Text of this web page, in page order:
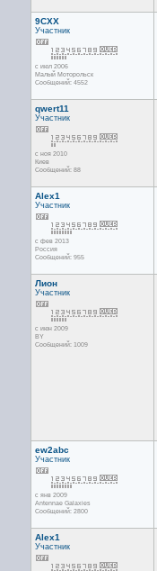
9CXX
Участник
с июл 2006
Малый Моторольск
Сообщений: 4552
qwert11
Участник
с ноя 2010
Киев
Сообщений: 88
Alex1
Участник
с фев 2013
Россия
Сообщений: 955
Лион
Участник
с июн 2009
BY
Сообщений: 1009
ew2abc
Участник
с янв 2009
Antennae Galaxies
Сообщений: 2800
Alex1
Участник